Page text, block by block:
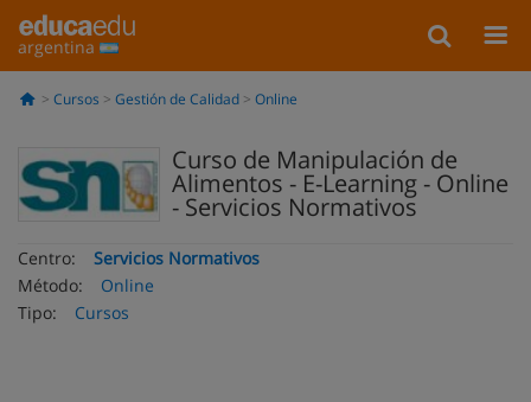
argentina
Cursos Gestión de Calidad Online
Curso de Manipulación de
Alimentos - E-Learning - Online
- Servicios Normativos
Centro:
Servicios Normativos
Método:
Online
Tipo:
Cursos